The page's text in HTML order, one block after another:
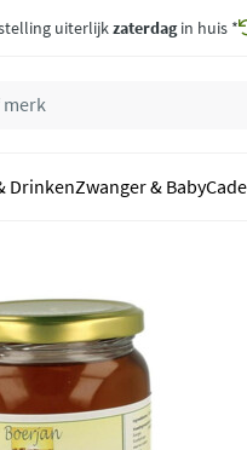
uiterlijkzaterdagin huis *
DrinkenZwanger & Baby